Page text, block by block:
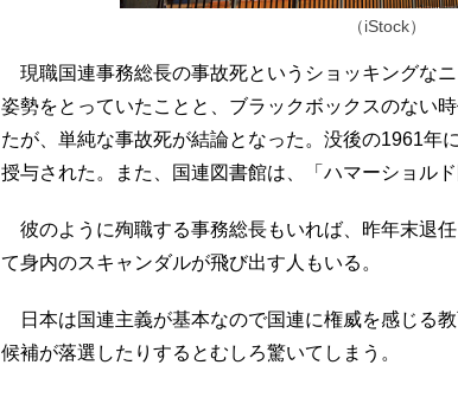
（iStock）
現職国連事務総長の事故死というショッキングな
姿勢をとっていたことと、ブラックボックスのない
たが、単純な事故死が結論となった。没後の1961年
授与された。また、国連図書館は、「ハマーショル
彼のように殉職する事務総長もいれば、昨年末退
て身内のスキャンダルが飛び出す人もいる。
日本は国連主義が基本なので国連に権威を感じる
候補が落選したりするとむしろ驚いてしまう。